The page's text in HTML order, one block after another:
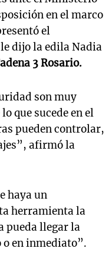
en el marco
el
dijo la edila Nadia
3 Rosario.
son muy
que sucede en el
pueden controlar,
afirmó la
haya un
herramienta la
pueda llegar la
en inmediato”.